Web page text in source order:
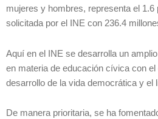
mujeres y hombres, representa el 1.6
solicitada por el INE con 236.4
Aquí en el INE se desarrolla un
en materia de educación cívica con el
desarrollo de la vida democrática y el
De manera prioritaria, se ha